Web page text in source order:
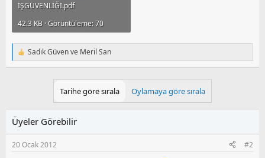
İŞGÜVENLİĞİ.pdf
42.3 KB · Görüntüleme: 70
T
e
e
r
Sadık Güvenve Meril San
Tarihe göre sırala Oylamaya göre sırala
Üyeler Görebilir
20 Ocak 2012 #2